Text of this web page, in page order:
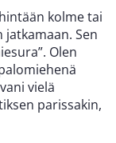
kolme tai
Sen
Olen
vielä
parissakin,